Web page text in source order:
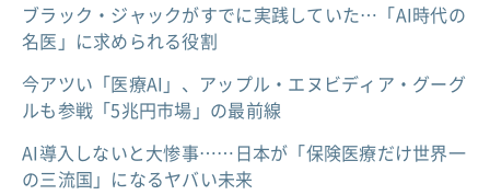
ブラック・ジャックがすでに実践していた…「AI時代の
名医」に求められる役割
今アツい「医療AI」、アップル・エヌビディア・グーグ
ルも参戦「5兆円市場」の最前線
AI導入しないと大惨事……日本が「保険医療だけ世界一
の三流国」になるヤバい未来